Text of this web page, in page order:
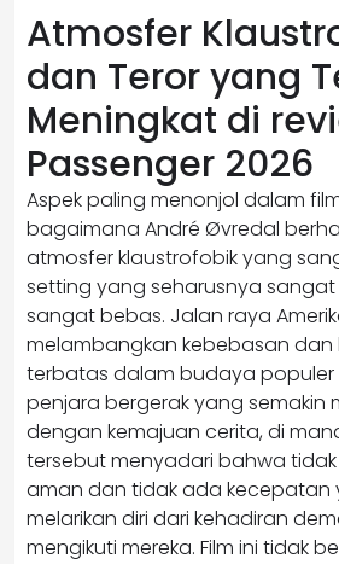
Atmosfer
dan Teror yang
Meningkat di
Passenger 2026
Aspek paling menonjol dalam
bagaimana André Øvredal
atmosfer klaustrofobik yang
setting yang seharusnya
sangat bebas. Jalan raya
melambangkan kebebasan dan
terbatas dalam budaya populer
penjara bergerak yang semakin
dengan kemajuan cerita, di
tersebut menyadari bahwa
aman dan tidak ada kecepatan
melarikan diri dari kehadiran
mengikuti mereka. Film ini tidak